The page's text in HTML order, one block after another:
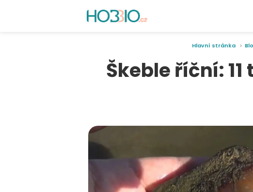
Hlavní stránka
Škeble říční: